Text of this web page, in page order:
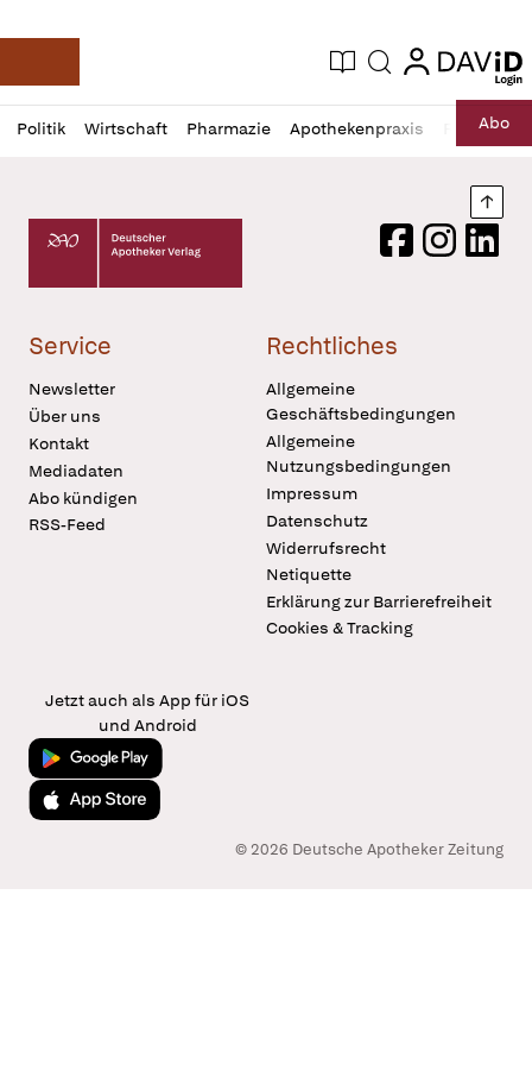
Deutsche Apotheker Zeitung
Aktuelle Ausgabe
Suche login
login
Politik Wirtschaft Pharmazie Apothekenpraxis RechtAbo
Profil
öffnen
Daz
Pur
Deutscher Apotheker Verlag Logo
FacebookInstagram
Service
Newsletter
Über uns
Kontakt
Mediadaten
Abo kündigen
RSS-Feed
Rechtliches
Allgemeine
Geschäftsbedingungen
Allgemeine
Nutzungsbedingungen
Impressum
Datenschutz
Widerrufsrecht
Netiquette
Erklärung zur Barrierefreiheit
Cookies & Tracking
Jetzt auch als App für iOS
und Android
Jetzt bei Google Play
Laden im App Store
© 2026 Deutsche Apotheker Zeitung